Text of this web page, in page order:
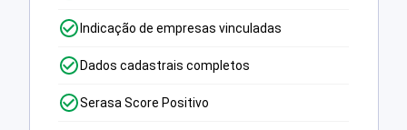
Indicação de empresas vinculadas
Dados cadastrais completos
Serasa Score Positivo